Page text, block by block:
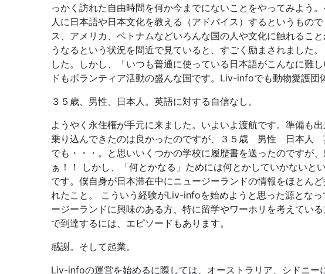
っかく訪れた自由時間を何か今までにないことをやってみよう
人に日本語や日本文化を教える（アドバイス）するというもの
ス、アメリカ、ベトナムなどいろんな国の人や文化に触れるこ
うなるという状況を間近で見ていると、すごく励まされました
した。しかし、「いつも普通に使っている日本語がこんなに
ドもボランティア活動の盛んな国です。Liv-infoでも動物愛護団
３５歳、男性、日本人。英語に対する自信なし。
ようやく永住権が手元に来ました。いよいよ渡航です。準備も
乗り込んできたのは良かったのですが、３５歳 男性 日本人
でも・・・。と思いいくつかの学校に履歴書を送ったのですが
ぁ！！ しかし、「何とかなる」ためには何とかしていかない
です。僕自身が日本滞在中にニュージーランドの情報をほとん
れたこと。 こういう経験がLiv-infoを始めようと思った源とな
ージーランドに興味のある方、特に留学やワーホリを考えてい
で到達するには、エピソードもあります。
感謝。そして起業。
Liv-infoの運営を始めるに際しては、オーストラリア、シドニ